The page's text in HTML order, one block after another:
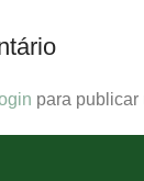
para publicar